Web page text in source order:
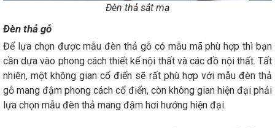
Đèn thả sắt mạ
Đèn thả gỗ
Để lựa chọn được mẫu đèn thả gỗ có mẫu mã phù hợp thì bạn
cần dựa vào phong cách thiết kế nội thất và các đồ nội thất. Tất
nhiên, một không gian cổ điển sẽ rất phù hợp với mẫu đèn thả
gỗ mang đậm phong cách cổ điển, còn không gian hiện đại phải
lựa chọn mẫu đèn thả mang đậm hơi hướng hiện đại.